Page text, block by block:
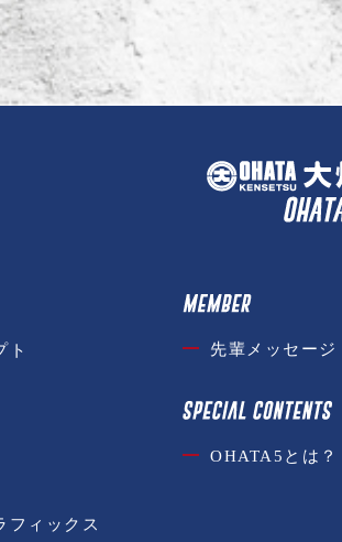
ト
フィックス
先輩メッセージ
OHATA5とは？